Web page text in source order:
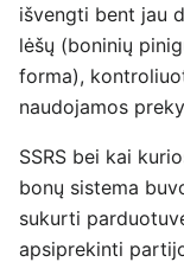
išvengti bent jau
lėšų (boninių
forma),
naudojamos
SSRS bei kai
bonų sistema
sukurti
apsiprekinti